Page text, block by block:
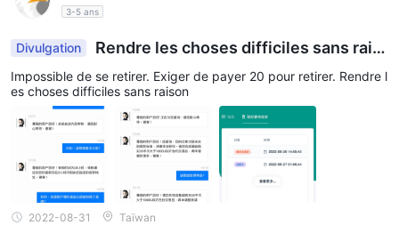
3-5 ans
Divulgation
Rendre les choses difficiles sans rais
on, incapable de se retirer
Impossible de se retirer. Exiger de payer 20 pour retirer. Rendre l
es choses difficiles sans raison
2022-08-31 Taïwan